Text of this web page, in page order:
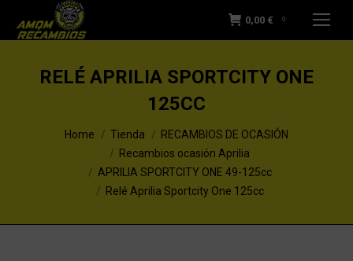
0,00 € 0
RELÉ APRILIA SPORTCITY ONE
125CC
You are here:Home Tienda
RECAMBIOS DE OCASIÓN
Recambios ocasión Aprilia
APRILIA SPORTCITY ONE 49-125cc
Relé Aprilia Sportcity One 125cc